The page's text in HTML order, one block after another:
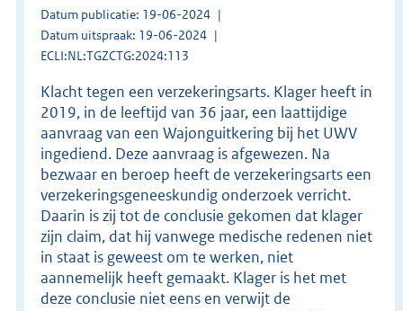
Datum publicatie: 19-06-2024
Datum uitspraak: 19-06-2024
ECLI:NL:TGZCTG:2024:113
Klacht tegen een verzekeringsarts. Klager heeft in
2019, in de leeftijd van 36 jaar, een laattijdige
aanvraag van een Wajonguitkering bij het UWV
ingediend. Deze aanvraag is afgewezen. Na
bezwaar en beroep heeft de verzekeringsarts een
verzekeringsgeneeskundig onderzoek verricht.
Daarin is zij tot de conclusie gekomen dat klager
zijn claim, dat hij vanwege medische redenen niet
in staat is geweest om te werken, niet
aannemelijk heeft gemaakt. Klager is het met
deze conclusie niet eens en verwijt de